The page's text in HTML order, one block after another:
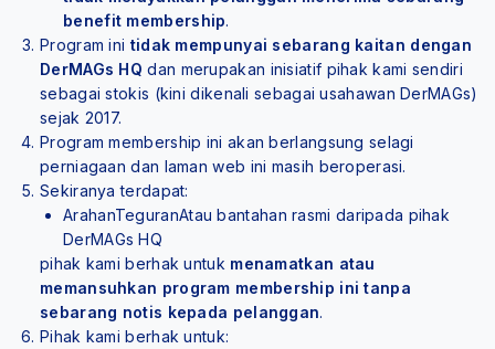
benefit membership.
Program ini tidak mempunyai sebarang kaitan dengan
DerMAGs HQ dan merupakan inisiatif pihak kami sendiri
sebagai stokis (kini dikenali sebagai usahawan DerMAGs)
sejak 2017.
Program membership ini akan berlangsung selagi
perniagaan dan laman web ini masih beroperasi.
Sekiranya terdapat:
ArahanTeguranAtau bantahan rasmi daripada pihak
DerMAGs HQ
pihak kami berhak untuk menamatkan atau
memansuhkan program membership ini tanpa
sebarang notis kepada pelanggan.
Pihak kami berhak untuk: